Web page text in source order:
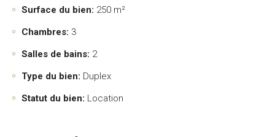
Surface du bien: 250 m²
Chambres: 3
Salles de bains: 2
Type du bien: Duplex
Statut du bien: Location